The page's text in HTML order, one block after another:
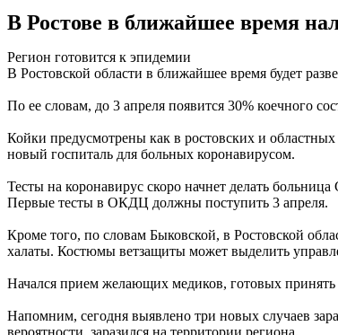
В Ростове в ближайшее время
Регион готовится к эпидемии
В Ростовской области в ближайшее время будет
По ее словам, до 3 апреля появится 30% коечного
Койки предусмотрены как в ростовских и
новый госпиталь для больных коронавирусом.
Тесты на коронавирус скоро начнет делать
Первые тесты в ОКДЦ должны поступить 3 апреля.
Кроме того, по словам Быковской, в Ростовской
халаты. Костюмы ветзащиты может выделить
Начался прием желающих медиков, готовых принять
Напомним, сегодня выявлено три новых случаев